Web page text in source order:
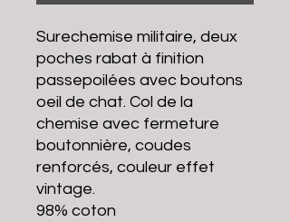
Surechemise militaire, deux
poches rabat à finition
passepoilées avec boutons
oeil de chat. Col de la
chemise avec fermeture
boutonnière, coudes
renforcés, couleur effet
vintage.
98% coton